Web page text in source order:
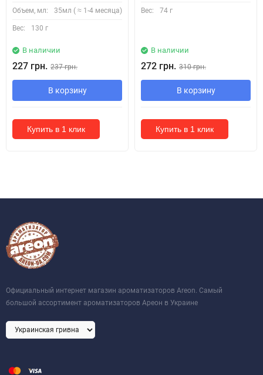
Объем, мл: 35мл ( ≈ 1-4 месяца)
Вес: 130 г
В наличии
227 грн. 237 грн.
В корзину
Купить в 1 клик
Вес: 74 г
В наличии
272 грн. 310 грн.
В корзину
Купить в 1 клик
Официальный интернет магазин ароматизаторов Areon. Самый
большой ассортимент ароматизаторов Ареон в Украине